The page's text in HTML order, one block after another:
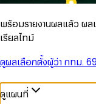
พร้อมรายงานผลแล้ว ผล
เรียลไทม์
ดูผลเลือกตั้งผู้ว่า กทม. 69
ดูแผนที่